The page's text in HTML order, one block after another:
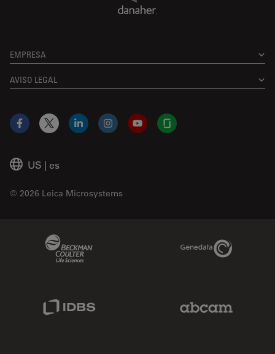
EMPRESA
AVISO LEGAL
US | es
© 2026 Leica Microsystems
Facebook
X LinkedInInstagramYouTubeGlassdoor
Genedata Link